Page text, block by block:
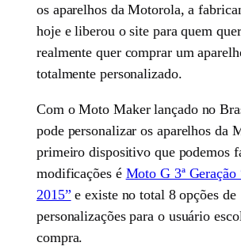
os aparelhos da Motorola, a
hoje e liberou o site para quem
realmente quer comprar um
totalmente personalizado.
Com o Moto Maker lançado no
pode personalizar os aparelhos da
primeiro dispositivo que podemos
modificações é Moto G 3ª
2015” e existe no total 8 opções de
personalizações para o usuário
compra.